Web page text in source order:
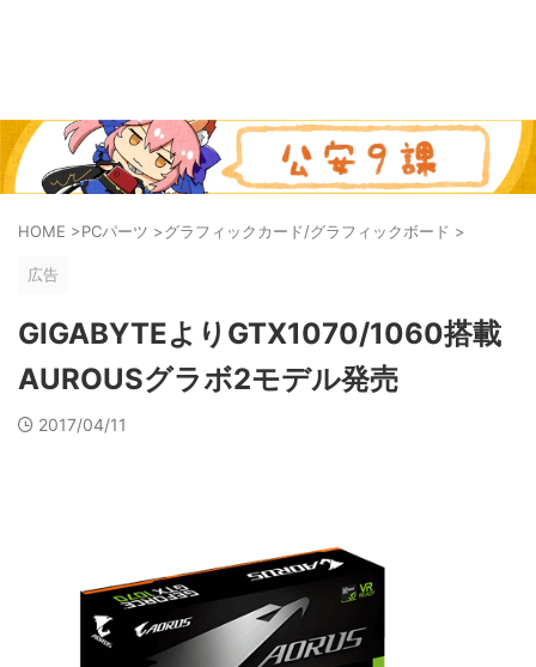
HOME >PCパーツ >グラフィックカード/グラフィックボード >
広告
GIGABYTEよりGTX1070/1060搭載
AUROUSグラボ2モデル発売
2017/04/11